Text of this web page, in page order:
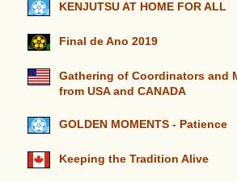
KENJUTSU AT HOME FOR ALL
Final de Ano 2019
Gathering of Coordinators and
from USA and CANADA
GOLDEN MOMENTS - Patience
Keeping the Tradition Alive